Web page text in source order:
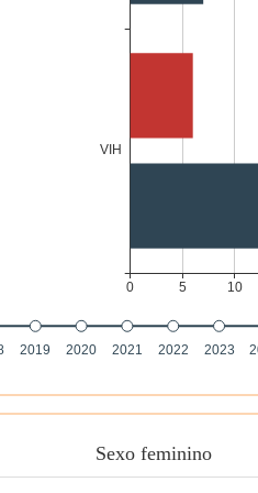
Sexo feminino